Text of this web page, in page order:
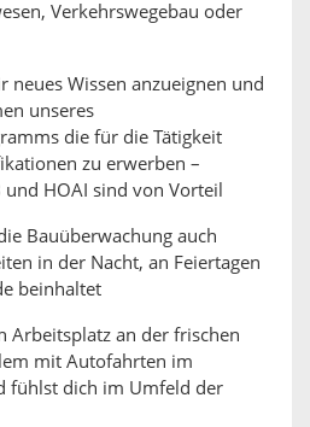
Verkehrswegebau oder
Wissen anzueignen und
unseres
die für die Tätigkeit
zu erwerben –
HOAI sind von Vorteil
Bauüberwachung auch
in der Nacht, an Feiertagen
beinhaltet
Arbeitsplatz an der frischen
mit Autofahrten im
fühlst dich im Umfeld der